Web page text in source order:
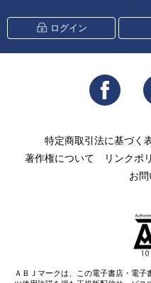
ログイン
特定商取引法に基づく
著作権について
リンクポ
お
ＡＢＪマークは、この電子書店・電